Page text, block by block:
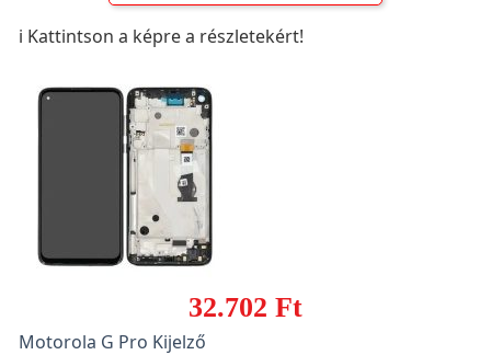
ℹ️ Kattintson a képre a részletekért!
32.702 Ft
Motorola G Pro Kijelző